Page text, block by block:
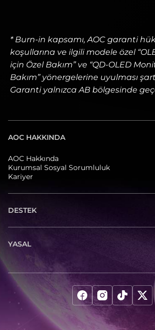
* Burn-in kapsamı, AOC garanti
koşullarına ve ilgili modele özel
için Özel Bakım” ve “QD-OLED
Bakım” yönergelerine uyulması
Garanti yalnızca AB bölgesinde
AOC HAKKINDA
AOC Hakkında
Kurumsal Sosyal Sorumluluk
Kariyer
DESTEK
YASAL